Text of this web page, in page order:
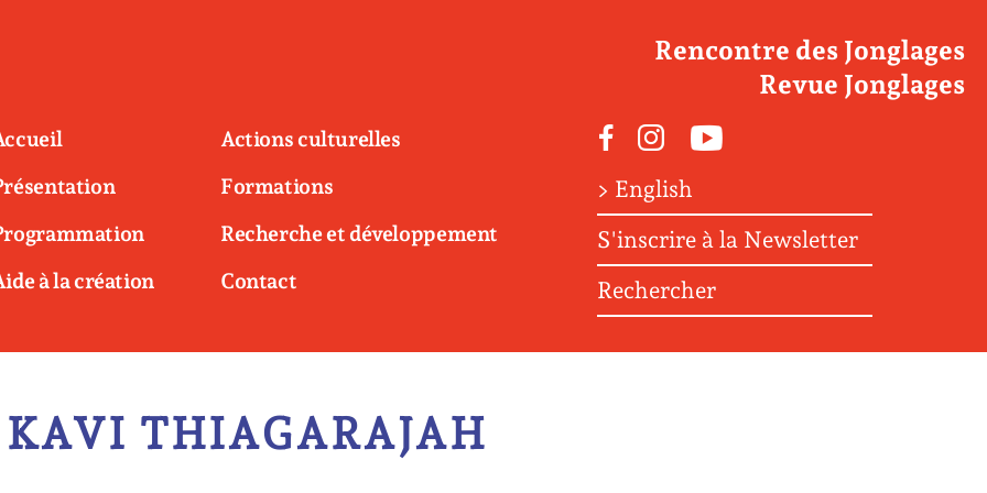
à la création
Actions culturelles
Formations
Recherche et développement
Contact
Facebook
> English
S'inscrire à la Newsletter
Rechercher
Rencontre des Jonglages
Revue Jonglages
KAVI THIAGARAJAH